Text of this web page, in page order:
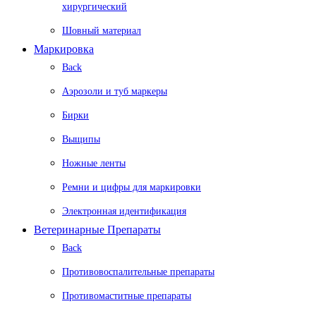
хирургический
Шовный материал
Маркировка
Back
Аэрозоли и туб маркеры
Бирки
Выщипы
Ножные ленты
Ремни и цифры для маркировки
Электронная идентификация
Ветеринарные Препараты
Back
Противовоспалительные препараты
Противомаститные препараты